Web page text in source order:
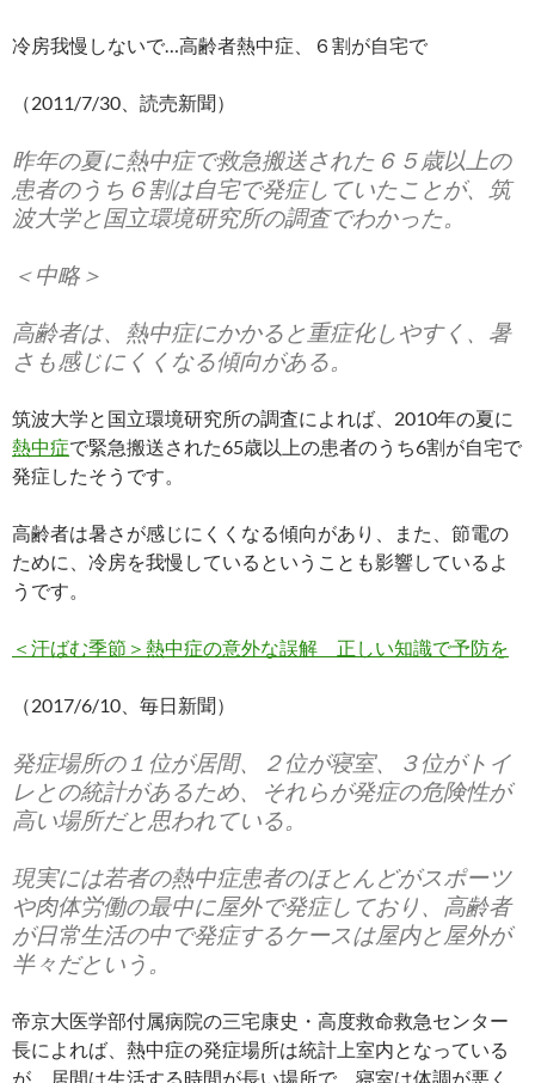
冷房我慢しないで…高齢者熱中症、６割が自宅で
（2011/7/30、読売新聞）
昨年の夏に熱中症で救急搬送された６５歳以上の
患者のうち６割は自宅で発症していたことが、筑
波大学と国立環境研究所の調査でわかった。
＜中略＞
高齢者は、熱中症にかかると重症化しやすく、暑
さも感じにくくなる傾向がある。
筑波大学と国立環境研究所の調査によれば、2010年の夏に
熱中症で緊急搬送された65歳以上の患者のうち6割が自宅で
発症したそうです。
高齢者は暑さが感じにくくなる傾向があり、また、節電の
ために、冷房を我慢しているということも影響しているよ
うです。
＜汗ばむ季節＞熱中症の意外な誤解 正しい知識で予防を
（2017/6/10、毎日新聞）
発症場所の１位が居間、２位が寝室、３位がトイ
レとの統計があるため、それらが発症の危険性が
高い場所だと思われている。
現実には若者の熱中症患者のほとんどがスポーツ
や肉体労働の最中に屋外で発症しており、高齢者
が日常生活の中で発症するケースは屋内と屋外が
半々だという。
帝京大医学部付属病院の三宅康史・高度救命救急センター
長によれば、熱中症の発症場所は統計上室内となっている
が、居間は生活する時間が長い場所で、寝室は体調が悪く